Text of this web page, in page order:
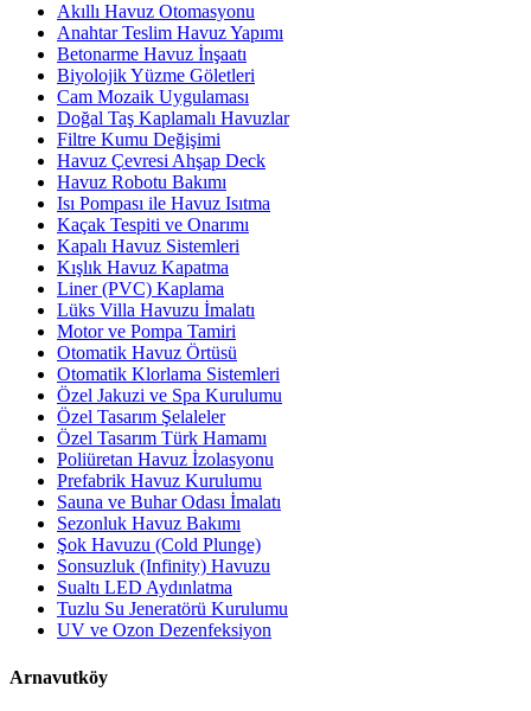
Akıllı Havuz Otomasyonu
Anahtar Teslim Havuz Yapımı
Betonarme Havuz İnşaatı
Biyolojik Yüzme Göletleri
Cam Mozaik Uygulaması
Doğal Taş Kaplamalı Havuzlar
Filtre Kumu Değişimi
Havuz Çevresi Ahşap Deck
Havuz Robotu Bakımı
Isı Pompası ile Havuz Isıtma
Kaçak Tespiti ve Onarımı
Kapalı Havuz Sistemleri
Kışlık Havuz Kapatma
Liner (PVC) Kaplama
Lüks Villa Havuzu İmalatı
Motor ve Pompa Tamiri
Otomatik Havuz Örtüsü
Otomatik Klorlama Sistemleri
Özel Jakuzi ve Spa Kurulumu
Özel Tasarım Şelaleler
Özel Tasarım Türk Hamamı
Poliüretan Havuz İzolasyonu
Prefabrik Havuz Kurulumu
Sauna ve Buhar Odası İmalatı
Sezonluk Havuz Bakımı
Şok Havuzu (Cold Plunge)
Sonsuzluk (Infinity) Havuzu
Sualtı LED Aydınlatma
Tuzlu Su Jeneratörü Kurulumu
UV ve Ozon Dezenfeksiyon
Arnavutköy